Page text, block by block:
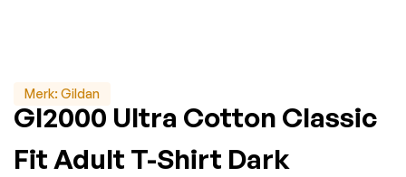
Merk: Gildan
GI2000 Ultra Cotton Classic
Fit Adult T-Shirt Dark